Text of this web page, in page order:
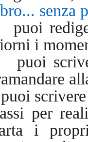
senza
puoi
i
puoi
puoi
per
i